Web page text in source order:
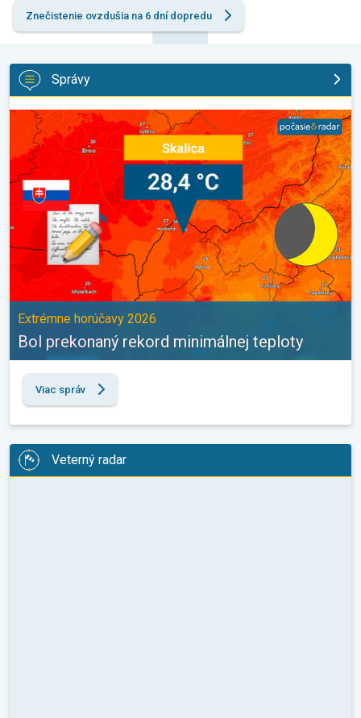
Znečistenie ovzdušia na 6 dní dopredu
Správy
Bol prekonaný rekord minimálnej teploty. Extrémne horúčavy
Extrémne horúčavy 2026
Bol prekonaný rekord minimálnej teploty
Viac správ
Veterný radar